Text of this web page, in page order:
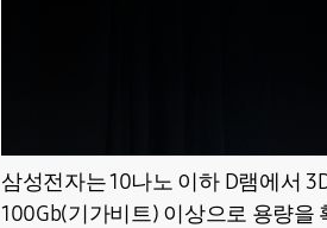
삼성전자는 10나노 이하 D램에서
100Gb(기가비트) 이상으로 용량을